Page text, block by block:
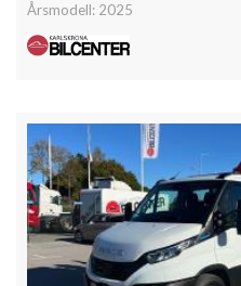
Årsmodell: 2025